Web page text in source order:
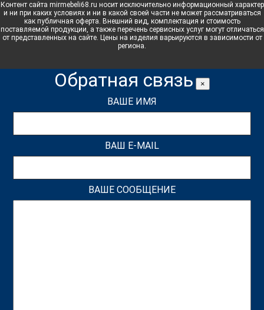
Контент сайта mirmebeli68.ru носит исключительно информационный характер
и ни при каких условиях и ни в какой своей части не может рассматриваться
как публичная оферта. Внешний вид, комплектация и стоимость
поставляемой продукции, а также перечень сервисных услуг могут отличаться
от представленных на сайте. Цены на изделия варьируются в зависимости от
региона.
Обратная связь ×
ВАШЕ ИМЯ
ВАШ E-MAIL
ВАШЕ СООБЩЕНИЕ